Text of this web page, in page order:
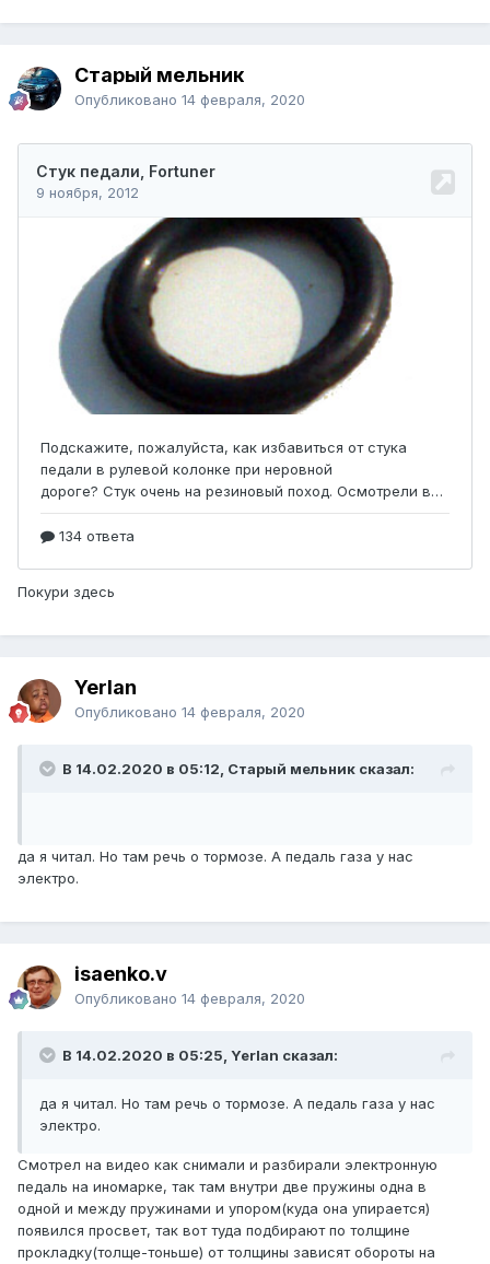
Старый мельник
Опубликовано 14 февраля, 2020
Покури здесь
Yerlan
Опубликовано 14 февраля, 2020
В 14.02.2020 в 05:12, Старый мельник сказал:
да я читал. Но там речь о тормозе. А педаль газа у нас
электро.
isaenko.v
Опубликовано 14 февраля, 2020
В 14.02.2020 в 05:25, Yerlan сказал:
да я читал. Но там речь о тормозе. А педаль газа у нас
электро.
Смотрел на видео как снимали и разбирали электронную
педаль на иномарке, так там внутри две пружины одна в
одной и между пружинами и упором(куда она упирается)
появился просвет, так вот туда подбирают по толщине
прокладку(толще-тоньше) от толщины зависят обороты на